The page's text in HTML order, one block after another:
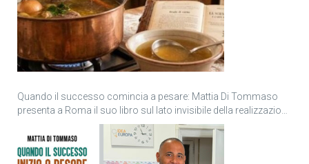
Quando il successo comincia a pesare: Mattia Di Tommaso
presenta a Roma il suo libro sul lato invisibile della realizzazione